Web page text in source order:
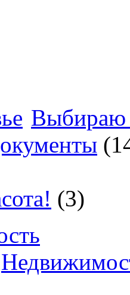
Выбираю
(3)